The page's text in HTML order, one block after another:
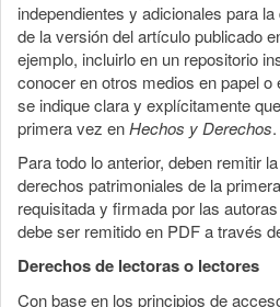
independientes y adicionales para
de la versión del artículo publicado
ejemplo, incluirlo en un repositorio
conocer en otros medios en papel
se indique clara y explícitamente
primera vez enHechos y Derechos.
Para todo lo anterior, deben remitir
derechos patrimoniales de la
requisitada y firmada por las
debe ser remitido en PDF a través
Derechos de lectoras o lectores
Con base en los principios de